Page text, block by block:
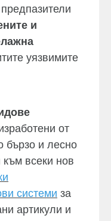
и
уязвимите
от
бързо и лесно
всеки нов
системи за
артикули и